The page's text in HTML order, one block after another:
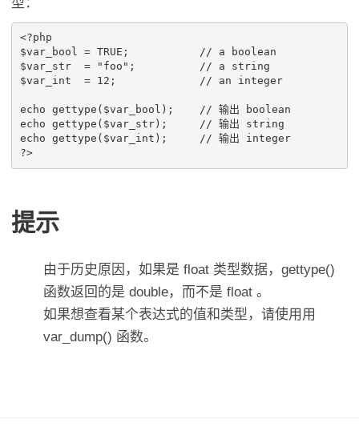
<?php
$var_bool = TRUE;	    // a boolean
$var_str  = "foo";	    // a string
$var_int  = 12;		    // an integer
echo gettype($var_bool);    // 输出 boolean
echo gettype($var_str);	    // 输出 string
echo gettype($var_int);	    // 输出 integer
?>
提示
由于历史原因，如果是 float 类型数据，gettype()
函数返回的是 double，而不是 float 。
如果想查看某个表达式的值和类型，请使用用
var_dump() 函数。